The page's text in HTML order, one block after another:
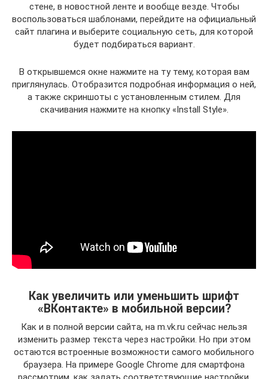
стене, в новостной ленте и вообще везде. Чтобы
воспользоваться шаблонами, перейдите на официальный
сайт плагина и выберите социальную сеть, для которой
будет подбираться вариант.
В открывшемся окне нажмите на ту тему, которая вам
приглянулась. Отобразится подробная информация о ней,
а также скриншоты с установленным стилем. Для
скачивания нажмите на кнопку «Install Style».
Как увеличить или уменьшить шрифт
«ВКонтакте» в мобильной версии?
Как и в полной версии сайта, на m.vk.ru сейчас нельзя
изменить размер текста через настройки. Но при этом
остаются встроенные возможности самого мобильного
браузера. На примере Google Chrome для смартфона